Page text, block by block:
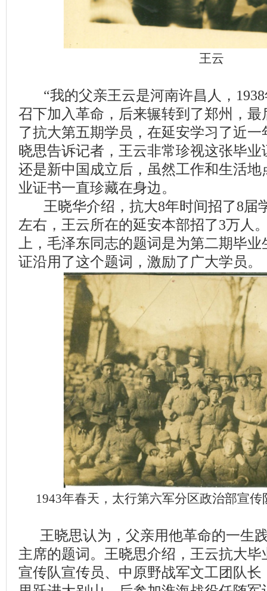
王云
“我的父亲王云是河南许昌人，
召下加入革命，后来辗转到了郑州，
了抗大第五期学员，在延安学习了近
晓思告诉记者，王云非常珍视这张毕
还是新中国成立后，虽然工作和生活
业证书一直珍藏在身边。
王晓华介绍，抗大8年时间招了8届
左右，王云所在的延安本部招了3万人
上，毛泽东同志的题词是为第二期毕
证沿用了这个题词，激励了广大学员。
1943年春天，太行第六军分区政治部宣
王晓思认为，父亲用他革命的一生
主席的题词。王晓思介绍，王云抗大
宣传队宣传员、中原野战军文工团队长